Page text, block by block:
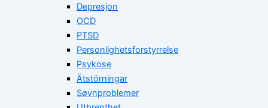
Depresjon
OCD
PTSD
Personlighetsforstyrrelse
Psykose
Ätstörningar
Søvnproblemer